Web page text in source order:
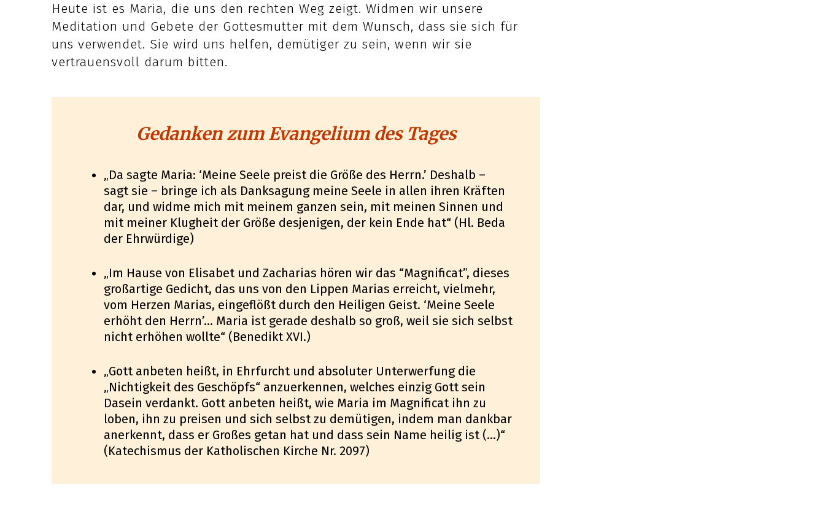
Heute ist es Maria, die uns den rechten Weg zeigt. Widmen wir unsere
Meditation und Gebete der Gottesmutter mit dem Wunsch, dass sie sich für
uns verwendet. Sie wird uns helfen, demütiger zu sein, wenn wir sie
vertrauensvoll darum bitten.
Gedanken zum Evangelium des Tages
„Da sagte Maria: ‘Meine Seele preist die Größe des Herrn.’ Deshalb –
sagt sie – bringe ich als Danksagung meine Seele in allen ihren Kräften
dar, und widme mich mit meinem ganzen sein, mit meinen Sinnen und
mit meiner Klugheit der Größe desjenigen, der kein Ende hat“ (Hl. Beda
der Ehrwürdige)
„Im Hause von Elisabet und Zacharias hören wir das “Magnificat”, dieses
großartige Gedicht, das uns von den Lippen Marias erreicht, vielmehr,
vom Herzen Marias, eingeflößt durch den Heiligen Geist. ‘Meine Seele
erhöht den Herrn’… Maria ist gerade deshalb so groß, weil sie sich selbst
nicht erhöhen wollte“ (Benedikt XVI.)
„Gott anbeten heißt, in Ehrfurcht und absoluter Unterwerfung die
„Nichtigkeit des Geschöpfs“ anzuerkennen, welches einzig Gott sein
Dasein verdankt. Gott anbeten heißt, wie Maria im Magnificat ihn zu
loben, ihn zu preisen und sich selbst zu demütigen, indem man dankbar
anerkennt, dass er Großes getan hat und dass sein Name heilig ist (...)“
(Katechismus der Katholischen Kirche Nr. 2097)